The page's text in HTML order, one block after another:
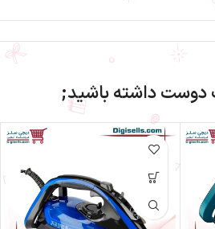
داشته باشید;